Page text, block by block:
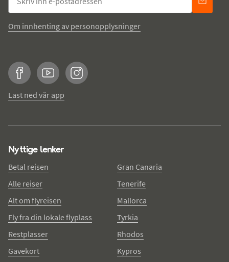
Om innhenting av personopplysninger
FacebookYouTubeInstagram
Last ned vår app
Nyttige lenker
Betal reisen
Alle reiser
Alt om flyreisen
Fly fra din lokale flyplass
Restplasser
Gavekort
Gran Canaria
Tenerife
Mallorca
Tyrkia
Rhodos
Kypros